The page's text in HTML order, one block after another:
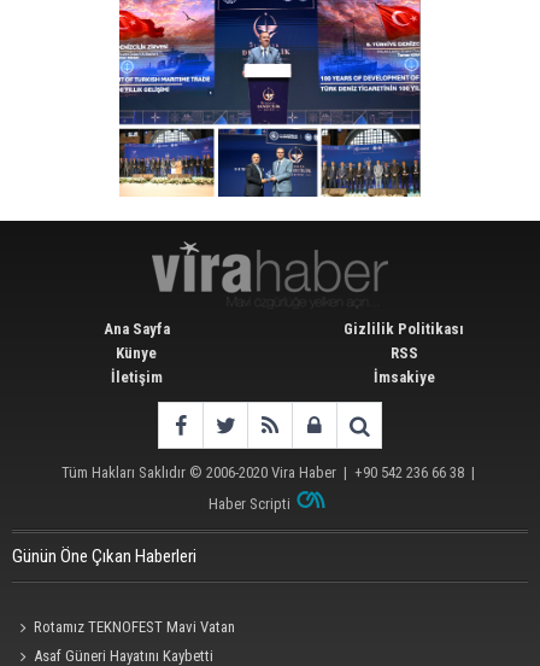
Ana Sayfa
Künye
İletişim
Gizlilik Politikası
RSS
İmsakiye
Tüm Hakları Saklıdır © 2006-2020 Vira Haber | +90 542 236 66 38 |
Haber Scripti
Günün Öne Çıkan Haberleri
Rotamız TEKNOFEST Mavi Vatan
Asaf Güneri Hayatını Kaybetti